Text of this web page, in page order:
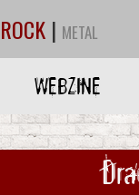
ROCK | METAL
WEBZINE